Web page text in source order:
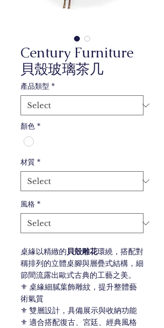
Century Furniture
貝殼玻璃茶几
產品類型 *
顏色 *
材質 *
風格 *
桌緣以精緻的 貝殼雕花環繞，搭配對
稱排列的立體桌腳與層疊式結構，細
節間流露出歐式古典的工藝之美。
⚜️ 桌緣細膩葉飾雕紋，提升整體藝
術氣質
⚜️ 雙層設計，具備展示與收納功能
⚜️ 適合搭配復古、宮廷、經典風格